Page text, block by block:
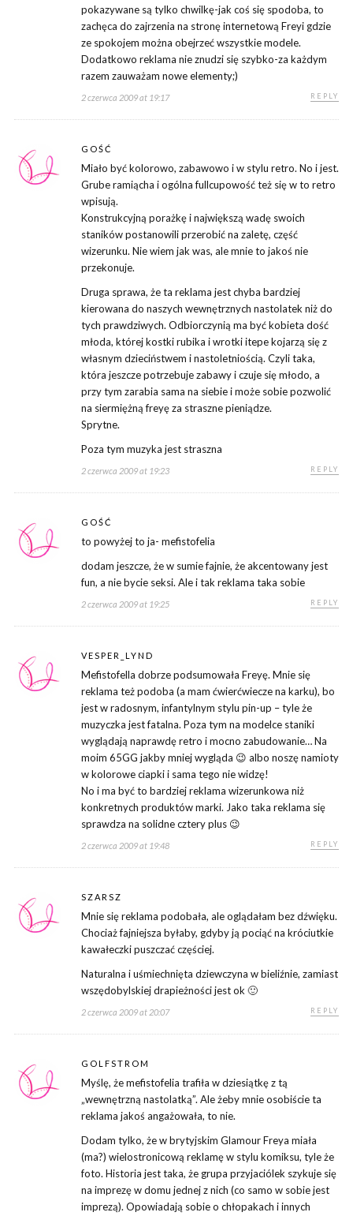
pokazywane są tylko chwilkę-jak coś się spodoba, to
zachęca do zajrzenia na stronę internetową Freyi gdzie
ze spokojem można obejrzeć wszystkie modele.
Dodatkowo reklama nie znudzi się szybko-za każdym
razem zauważam nowe elementy;)
2 czerwca 2009 at 19:17 REPLY
GOŚĆ
Miało być kolorowo, zabawowo i w stylu retro. No i jest.
Grube ramiącha i ogólna fullcupowość też się w to retro
wpisują.
Konstrukcyjną porażkę i największą wadę swoich
staników postanowili przerobić na zaletę, część
wizerunku. Nie wiem jak was, ale mnie to jakoś nie
przekonuje.
Druga sprawa, że ta reklama jest chyba bardziej
kierowana do naszych wewnętrznych nastolatek niż do
tych prawdziwych. Odbiorczynią ma być kobieta dość
młoda, której kostki rubika i wrotki itepe kojarzą się z
własnym dzieciństwem i nastoletniością. Czyli taka,
która jeszcze potrzebuje zabawy i czuje się młodo, a
przy tym zarabia sama na siebie i może sobie pozwolić
na siermiężną freyę za straszne pieniądze.
Sprytne.
Poza tym muzyka jest straszna
2 czerwca 2009 at 19:23 REPLY
GOŚĆ
to powyżej to ja- mefistofelia
dodam jeszcze, że w sumie fajnie, że akcentowany jest
fun, a nie bycie seksi. Ale i tak reklama taka sobie
2 czerwca 2009 at 19:25 REPLY
VESPER_LYND
Mefistofella dobrze podsumowała Freyę. Mnie się
reklama też podoba (a mam ćwierćwiecze na karku), bo
jest w radosnym, infantylnym stylu pin-up – tyle że
muzyczka jest fatalna. Poza tym na modelce staniki
wyglądają naprawdę retro i mocno zabudowanie… Na
moim 65GG jakby mniej wygląda 😉 albo noszę namioty
w kolorowe ciapki i sama tego nie widzę!
No i ma być to bardziej reklama wizerunkowa niż
konkretnych produktów marki. Jako taka reklama się
sprawdza na solidne cztery plus 😉
2 czerwca 2009 at 19:48 REPLY
SZARSZ
Mnie się reklama podobała, ale oglądałam bez dźwięku.
Chociaż fajniejsza byłaby, gdyby ją pociąć na króciutkie
kawałeczki puszczać częściej.
Naturalna i uśmiechnięta dziewczyna w bieliźnie, zamiast
wszędobylskiej drapieżności jest ok 🙂
2 czerwca 2009 at 20:07 REPLY
GOLFSTROM
Myślę, że mefistofelia trafiła w dziesiątkę z tą
„wewnętrzną nastolatką”. Ale żeby mnie osobiście ta
reklama jakoś angażowała, to nie.
Dodam tylko, że w brytyjskim Glamour Freya miała
(ma?) wielostronicową reklamę w stylu komiksu, tyle że
foto. Historia jest taka, że grupa przyjaciólek szykuje się
na imprezę w domu jednej z nich (co samo w sobie jest
imprezą). Opowiadają sobie o chłopakach i innych